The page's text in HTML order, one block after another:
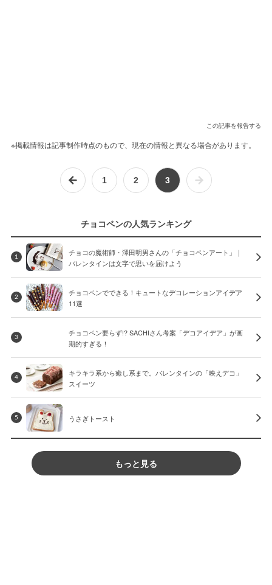
この記事を報告する
※掲載情報は記事制作時点のもので、現在の情報と異なる場合があります。
1 2 3
チョコペンの人気ランキング
1
チョコの魔術師・澤田明男さんの「チョコペンアート」｜
バレンタインは文字で思いを届けよう
2
チョコペンでできる！キュートなデコレーションアイデア
11選
3
チョコペン要らず!? SACHIさん考案「デコアイデア」が画
期的すぎる！
4
キラキラ系から癒し系まで。バレンタインの「映えデコ」
スイーツ
5 うさぎトースト
もっと見る